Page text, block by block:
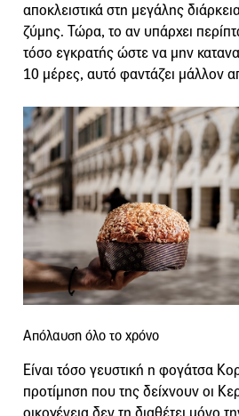
αποκλειστικά στη μεγάλης
ζύμης. Τώρα, το αν υπάρχει
τόσο εγκρατής ώστε να μην
10 μέρες, αυτό φαντάζει μάλλον
Απόλαυση όλο το χρόνο
Είναι τόσο γευστική η φογάτσα
προτίμηση που της δείχνουν οι